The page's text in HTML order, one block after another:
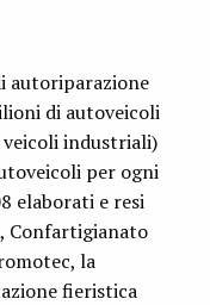
autoriparazione
di autoveicoli
industriali)
per ogni
elaborati e resi
Confartigianato
la
fieristica